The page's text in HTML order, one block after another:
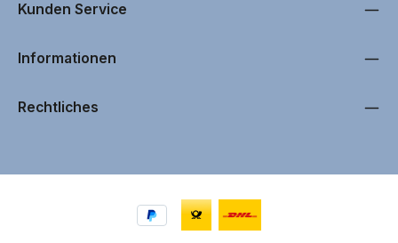
Kunden Service
Informationen
Rechtliches